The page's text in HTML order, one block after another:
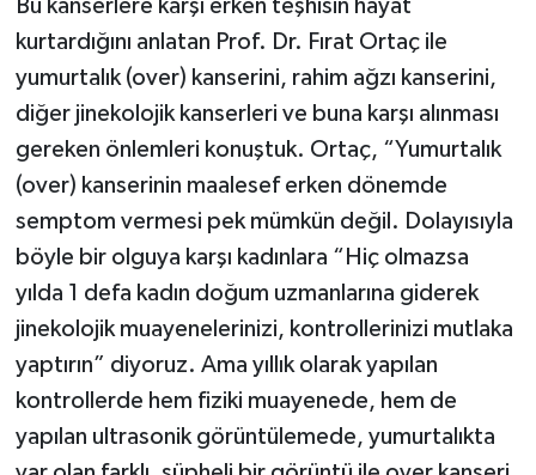
kurtardığını anlatan Prof. Dr. Fırat Ortaç ile
yumurtalık (over) kanserini, rahim ağzı kanserini,
diğer jinekolojik kanserleri ve buna karşı alınması
gereken önlemleri konuştuk. Ortaç, “Yumurtalık
(over) kanserinin maalesef erken dönemde
semptom vermesi pek mümkün değil. Dolayısıyla
böyle bir olguya karşı kadınlara “Hiç olmazsa
yılda 1 defa kadın doğum uzmanlarına giderek
jinekolojik muayenelerinizi, kontrollerinizi mutlaka
yaptırın” diyoruz. Ama yıllık olarak yapılan
kontrollerde hem fiziki muayenede, hem de
yapılan ultrasonik görüntülemede, yumurtalıkta
var olan farklı, şüpheli bir görüntü ile over kanseri